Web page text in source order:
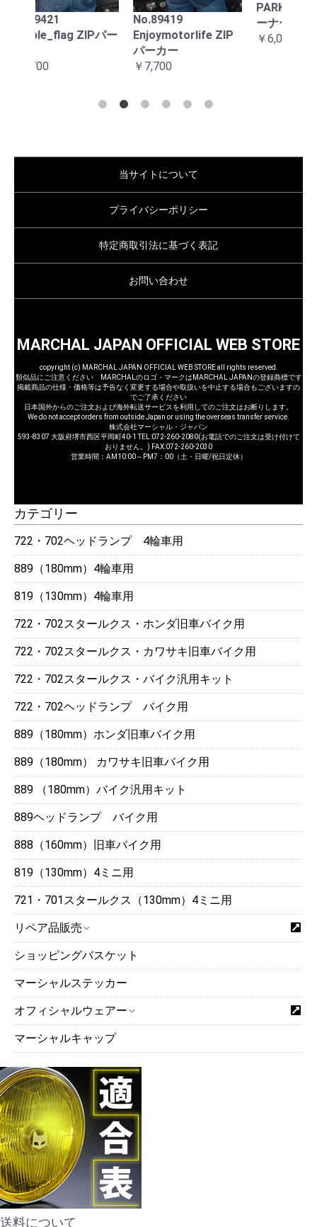
カテゴリー
722・702ヘッドランプ 4輪車用
889（180mm）4輪車用
819（130mm）4輪車用
722・702スタールクス・ホンダ旧車バイク用
722・702スタールクス・カワサキ旧車バイク用
722・702スタールクス・バイク汎用キット
722・702ヘッドランプ バイク用
889（180mm）ホンダ旧車バイク用
889（180mm） カワサキ旧車バイク用
889 （180mm）バイク汎用キット
889ヘッドランプ バイク用
888（160mm）旧車バイク用
819（130mm）4ミニ用
721・701スタールクス（130mm）4ミニ用
リペア品販売
ショッピングバスケット
マーシャルステッカー
オフィシャルウェアー
マーシャルキャップ
送料について
お買い物を続ける
No.89419
Enjoymotorlife ZIP
￥7,700
PARKINGONLY トレ
ーナー
￥6,050
当サイトについて
プライバシーポリシー
特定商取引法に基づく表記
お問い合わせ
MARCHAL JAPAN OFFICIAL WEB STORE
copyright (c) MARCHAL JAPAN OFFICIAL WEB STORE all rights reserved.
類似品にご注意ください MARCHALのロゴ・マークはMARCHAL JAPANの登録商標です
掲載商品の仕様・価格等は予告なく変更する場合や取扱いを中止する場合もございますの
でご了承ください
日本国外からのご注文および海外転送サービスを利用してのご注文はお断りします。
We do not accept orders from outside Japan or using the overseas transfer service.
株式会社マーシャル・ジャパン
593-8307 大阪府堺市西区平岡町40-1 TEL:072-260-2080(お電話でのご注文は受け付けて
おりません。) FAX:072-260-2030
営業時間：AM10:00～PM7：00（土・日曜/祝日定休）